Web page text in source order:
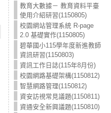
教育大數據－ 教育資料平臺
使用介紹研習(1150805)
校園網站管理系統 R-page
2.0 基礎實作(1150805)
碧華國小115學年度新進教師
資訊研習(1150803)
資訊工作日誌(115年8月份)
校園網路基礎架構(1150812)
智慧網路管理(1150812)
資安訪視常見議題(1150811)
資通安全新興議題(1150810)